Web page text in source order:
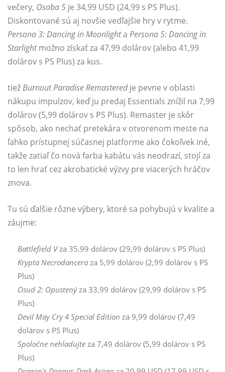
večery, Osoba 5 je 34,99 USD (24,99 s PS Plus).
Diskontované sú aj novšie vedľajšie hry v rytme.
Persona 3: Dancing in Moonlighta Persona 5: Dancing in
Starlightmožno získať za 47,99 dolárov (alebo 41,99
dolárov s PS Plus) za kus.
tiežBurnout Paradise Remasteredje pevne v oblasti
nákupu impulzov, keď ju predaj Essentials znížil na 7,99
dolárov (5,99 dolárov s PS Plus). Remaster je skôr
spôsob, ako nechať pretekára v otvorenom meste na
ľahko prístupnej súčasnej platforme ako čokoľvek iné,
takže zatiaľ čo nová farba kabátu vás neodrazí, stojí za
to len hrať cez akrobatické výzvy pre viacerých hráčov
znova.
Tu sú ďalšie rôzne výbery, ktoré sa pohybujú v kvalite a
záujme:
Battlefield Vza 35,99 dolárov (29,99 dolárov s PS Plus)
Krypta Necrodancera za 5,99 dolárov (2,99 dolárov s PS
Plus)
Osud 2: Opustenýza 33,99 dolárov (29,99 dolárov s PS
Plus)
Devil May Cry 4 Special Edition za 9,99 dolárov (7,49
dolárov s PS Plus)
Spoločne nehladujte za 7,49 dolárov (5,99 dolárov s PS
Plus)